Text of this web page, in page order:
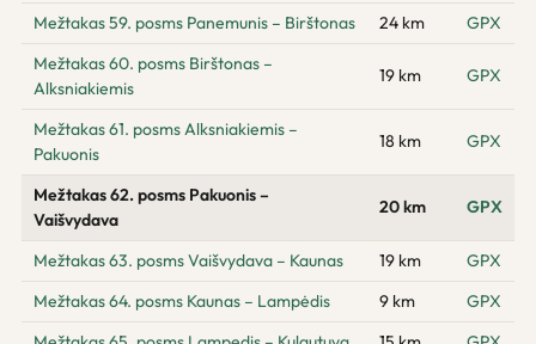
Mežtakas 59. posms Panemunis – Birštonas
24 km
GPX
Mežtakas 60. posms Birštonas –
Alksniakiemis
19 km GPX
Mežtakas 61. posms Alksniakiemis –
Pakuonis
18 km GPX
Mežtakas 62. posms Pakuonis –
Vaišvydava
20 km GPX
Mežtakas 63. posms Vaišvydava – Kaunas 19 km
GPX
Mežtakas 64. posms Kaunas – Lampėdis
9 km
GPX